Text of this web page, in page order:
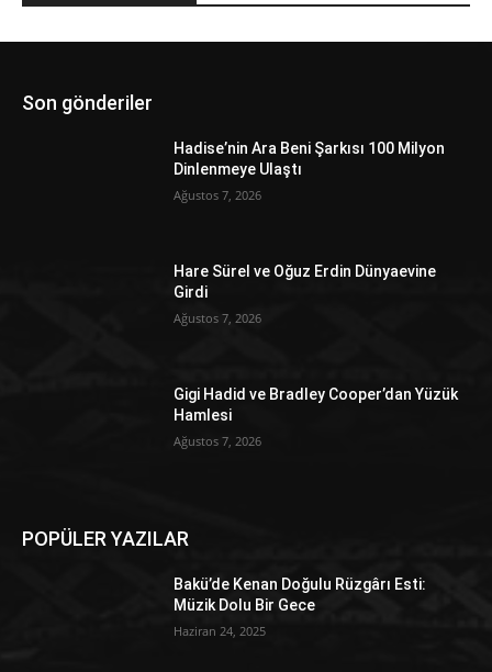
Son gönderiler
Hadise’nin Ara Beni Şarkısı 100 Milyon
Dinlenmeye Ulaştı
Ağustos 7, 2026
Hare Sürel ve Oğuz Erdin Dünyaevine
Girdi
Ağustos 7, 2026
Gigi Hadid ve Bradley Cooper’dan Yüzük
Hamlesi
Ağustos 7, 2026
POPÜLER YAZILAR
Bakü’de Kenan Doğulu Rüzgârı Esti:
Müzik Dolu Bir Gece
Haziran 24, 2025